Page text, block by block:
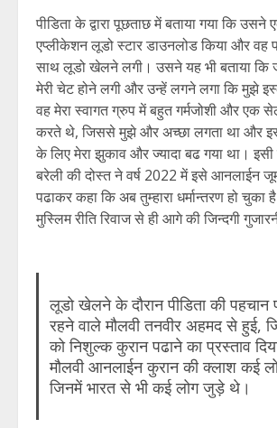
पीडिता के द्वारा पूछताछ में बताया गया कि उसने
एप्लीकेशन लूडो स्टार डाउनलोड किया और वह
साथ लूडो खेलने लगी। उसने यह भी बताया कि
मेरी चेट होने लगी और उन्हें लगने लगा कि मुझे
वह मेरा स्वागत ग्रुप में बहुत गर्मजोशी और एक
करते थे, जिससे मुझे और अच्छा लगता था और
के लिए मेरा झुकाव और ज्यादा बढ गया था। इसी
बरेली की दोस्त ने वर्ष 2022 में इसे आनलाईन
पढाकर कहा कि अब तुम्हारा धर्मान्तरण हो
मुस्लिम रीति रिवाज से ही आगे की जिन्दगी
लूडो खेलने के दौरान पीडिता की पहचान
रहने वाले मौलवी तनवीर अहमद से हुई,
को निशुल्क कुरान पढाने का प्रस्ताव
मौलवी आनलाईन कुरान की क्लाश कई
जिनमें भारत से भी कई लोग जुड़े थे।